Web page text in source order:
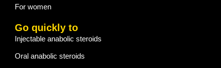
For women
Go quickly to
Injectable anabolic steroids
Oral anabolic steroids